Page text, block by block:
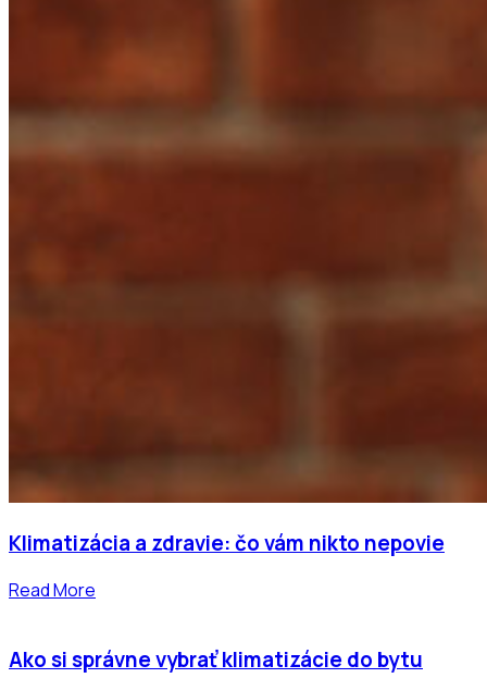
Klimatizácia a zdravie: čo vám nikto nepovie
Read More
Ako si správne vybrať klimatizácie do bytu